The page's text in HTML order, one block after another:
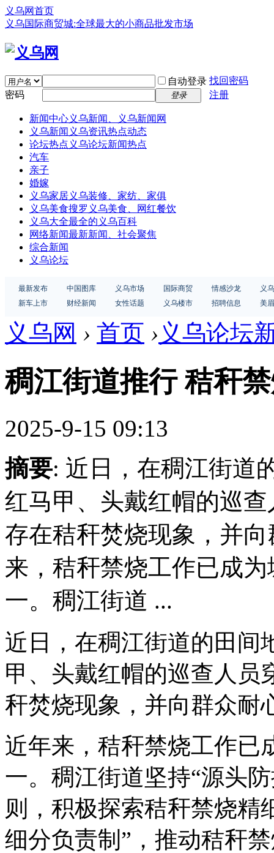
义乌网首页
义乌国际商贸城:全球最大的小商品批发市场
自动登录 找回密码
密码
登录 注册
新闻中心义乌新闻、义乌新闻网
义乌新闻 义乌资讯热点动态
论坛热点 义乌论坛新闻热点
汽车
亲子
婚嫁
义乌家居义乌装修、家纺、家俱
义乌美食搜罗义乌美食、网红餐饮
义乌大全最全的义乌百科
网络新闻最新新闻、社会聚焦
综合新闻
义乌论坛
最新发布 中国图库 义乌市场 国际商贸 情感沙龙
义
新车上市
财经新闻 女性话题 义乌楼市 招聘信息 美
义乌网 › 首页 › 义乌论坛
稠江街道推行 秸秆
2025-9-15 09:13
摘要: 近日，在稠江街道
红马甲、头戴红帽的巡
存在秸秆焚烧现象，并
来，秸秆禁烧工作已成
一。稠江街道 ...
近日，在稠江街道的田间
甲、头戴红帽的巡查人员
秆焚烧现象，并向群众耐
近年来，秸秆禁烧工作已
一。稠江街道坚持“源头
则，积极探索秸秆禁烧精
细分负责制”，推动秸秆